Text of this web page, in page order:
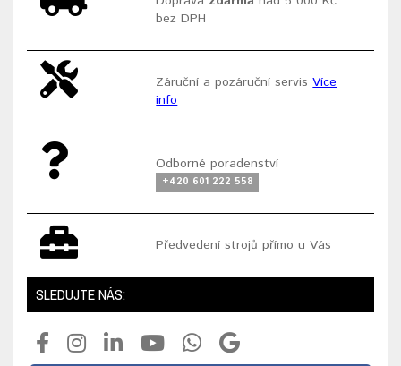
bez DPH
Záruční a pozáruční servisVíce
info
Odborné poradenství
+420 601 222 558
Předvedení strojů přímo u Vás
SLEDUJTE NÁS: